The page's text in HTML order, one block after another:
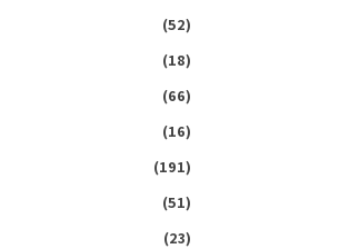
(52)
(18)
(66)
(16)
(191)
(51)
(23)